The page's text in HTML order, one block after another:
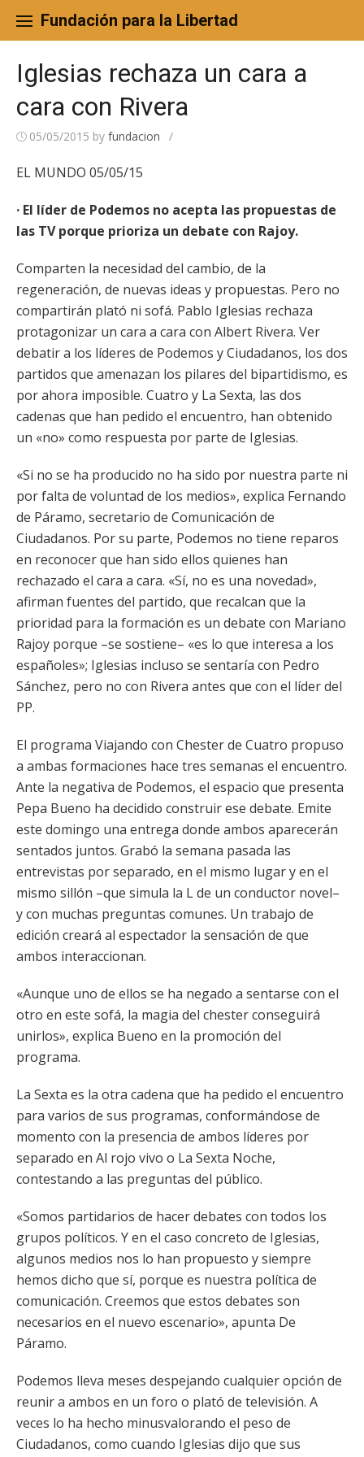
content
Fundación para la Libertad
Iglesias rechaza un cara a
cara con Rivera
05/05/2015 by fundacion /
EL MUNDO 05/05/15
· El líder de Podemos no acepta las propuestas de
las TV porque prioriza un debate con Rajoy.
Comparten la necesidad del cambio, de la
regeneración, de nuevas ideas y propuestas. Pero no
compartirán plató ni sofá. Pablo Iglesias rechaza
protagonizar un cara a cara con Albert Rivera. Ver
debatir a los líderes de Podemos y Ciudadanos, los dos
partidos que amenazan los pilares del bipartidismo, es
por ahora imposible. Cuatro y La Sexta, las dos
cadenas que han pedido el encuentro, han obtenido
un «no» como respuesta por parte de Iglesias.
«Si no se ha producido no ha sido por nuestra parte ni
por falta de voluntad de los medios», explica Fernando
de Páramo, secretario de Comunicación de
Ciudadanos. Por su parte, Podemos no tiene reparos
en reconocer que han sido ellos quienes han
rechazado el cara a cara. «Sí, no es una novedad»,
afirman fuentes del partido, que recalcan que la
prioridad para la formación es un debate con Mariano
Rajoy porque –se sostiene– «es lo que interesa a los
españoles»; Iglesias incluso se sentaría con Pedro
Sánchez, pero no con Rivera antes que con el líder del
PP.
El programa Viajando con Chester de Cuatro propuso
a ambas formaciones hace tres semanas el encuentro.
Ante la negativa de Podemos, el espacio que presenta
Pepa Bueno ha decidido construir ese debate. Emite
este domingo una entrega donde ambos aparecerán
sentados juntos. Grabó la semana pasada las
entrevistas por separado, en el mismo lugar y en el
mismo sillón –que simula la L de un conductor novel–
y con muchas preguntas comunes. Un trabajo de
edición creará al espectador la sensación de que
ambos interaccionan.
«Aunque uno de ellos se ha negado a sentarse con el
otro en este sofá, la magia del chester conseguirá
unirlos», explica Bueno en la promoción del
programa.
La Sexta es la otra cadena que ha pedido el encuentro
para varios de sus programas, conformándose de
momento con la presencia de ambos líderes por
separado en Al rojo vivo o La Sexta Noche,
contestando a las preguntas del público.
«Somos partidarios de hacer debates con todos los
grupos políticos. Y en el caso concreto de Iglesias,
algunos medios nos lo han propuesto y siempre
hemos dicho que sí, porque es nuestra política de
comunicación. Creemos que estos debates son
necesarios en el nuevo escenario», apunta De
Páramo.
Podemos lleva meses despejando cualquier opción de
reunir a ambos en un foro o plató de televisión. A
veces lo ha hecho minusvalorando el peso de
Ciudadanos, como cuando Iglesias dijo que sus